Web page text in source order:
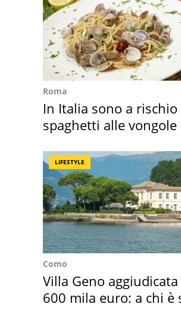
Roma
In Italia sono a rischio
spaghetti alle vongole
LIFESTYLE
Como
Villa Geno
600 mila euro: a chi è